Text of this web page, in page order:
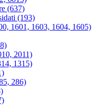
(637)
(193)
1601, 1603, 1604, 1605)
2011)
1315)
286)